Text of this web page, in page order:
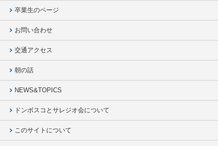
卒業生のページ
お問い合わせ
交通アクセス
朝の話
NEWS&TOPICS
ドンボスコとサレジオ会について
このサイトについて